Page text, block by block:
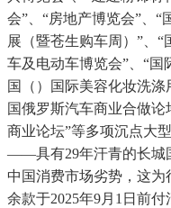
会”、“房地产博览会”、“
展（暨苍生购车周）”、
车及电动车博览会”、“国
国（）国际美容化妆洗涤
国俄罗斯汽车商业合做
商业论坛”等多项沉点大
——具有29年汗青的长城
中国消费市场劣势，这为
余款于2025年9月1日前付